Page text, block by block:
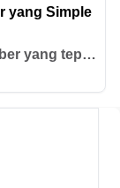
apa
Tidak
seumur
Layaknya
yang Simple
yang tepat
yang